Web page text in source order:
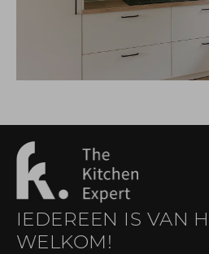
IEDEREEN IS VAN
WELKOM!